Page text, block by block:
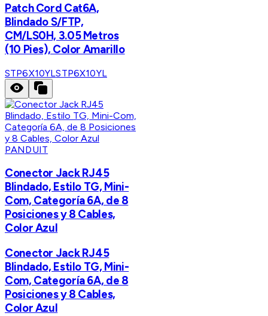
Patch Cord Cat6A,
Blindado S/FTP,
CM/LS0H, 3.05 Metros
(10 Pies), Color Amarillo
STP6X10YLSTP6X10YL
PANDUIT
Conector Jack RJ45
Blindado, Estilo TG, Mini-
Com, Categoría 6A, de 8
Posiciones y 8 Cables,
Color Azul
Conector Jack RJ45
Blindado, Estilo TG, Mini-
Com, Categoría 6A, de 8
Posiciones y 8 Cables,
Color Azul